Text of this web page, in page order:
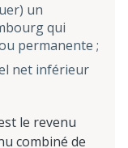
un
qui
permanente ;
net inférieur
le revenu
combiné de